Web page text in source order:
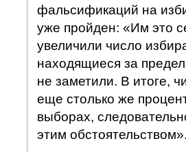
фальсификаций на
уже пройден: «Им это
увеличили число
находящиеся за
не заметили. В итоге,
еще столько же
выборах,
этим обстоятельством».